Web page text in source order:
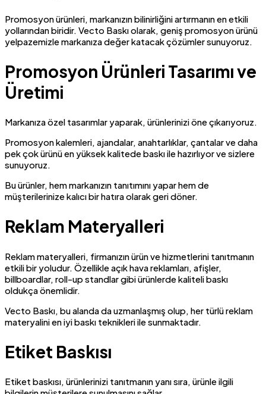
Promosyon ürünleri, markanızın bilinirliğini artırmanın en etkili
yollarından biridir. Vecto Baskı olarak, geniş promosyon ürünü
yelpazemizle markanıza değer katacak çözümler sunuyoruz.
Promosyon Ürünleri Tasarımı ve
Üretimi
Markanıza özel tasarımlar yaparak, ürünlerinizi öne çıkarıyoruz.
Promosyon kalemleri, ajandalar, anahtarlıklar, çantalar ve daha
pek çok ürünü en yüksek kalitede baskı ile hazırlıyor ve sizlere
sunuyoruz.
Bu ürünler, hem markanızın tanıtımını yapar hem de
müşterilerinize kalıcı bir hatıra olarak geri döner.
Reklam Materyalleri
Reklam materyalleri, firmanızın ürün ve hizmetlerini tanıtmanın
etkili bir yoludur. Özellikle açık hava reklamları, afişler,
billboardlar, roll-up standlar gibi ürünlerde kaliteli baskı
oldukça önemlidir.
Vecto Baskı, bu alanda da uzmanlaşmış olup, her türlü reklam
materyalini en iyi baskı teknikleri ile sunmaktadır.
Etiket Baskısı
Etiket baskısı, ürünlerinizi tanıtmanın yanı sıra, ürünle ilgili